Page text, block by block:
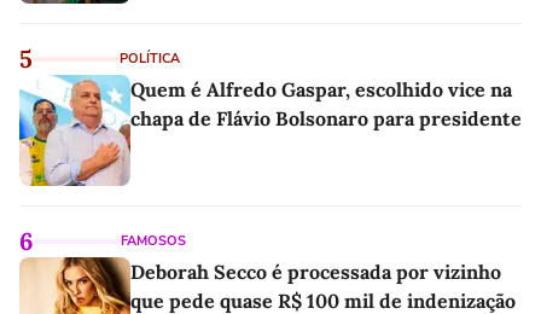
5 POLÍTICA
Quem é Alfredo Gaspar, escolhido vice na
chapa de Flávio Bolsonaro para presidente
6 FAMOSOS
Deborah Secco é processada por vizinho
que pede quase R$ 100 mil de indenização